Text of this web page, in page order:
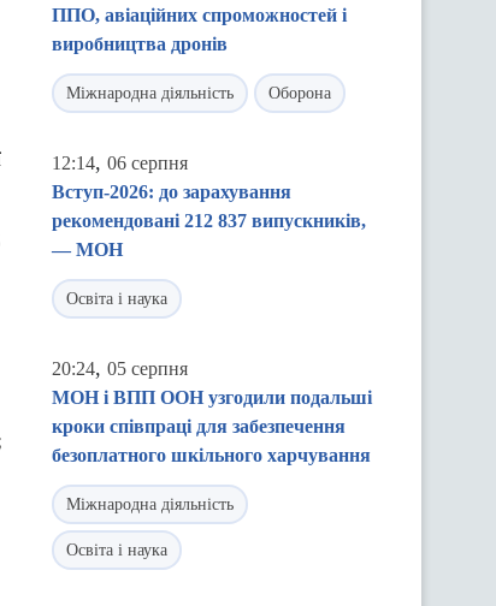
ППО, авіаційних спроможностей і
виробництва дронів
Міжнародна діяльність Оборона
12:14, 06 серпня
Вступ-2026: до зарахування
рекомендовані 212 837 випускників,
— МОН
Освіта і наука
20:24, 05 серпня
МОН і ВПП ООН узгодили подальші
кроки співпраці для забезпечення
безоплатного шкільного харчування
Міжнародна діяльність
Освіта і наука